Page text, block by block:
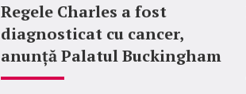
Regele Charles a fost
diagnosticat cu cancer,
anunță Palatul Buckingham